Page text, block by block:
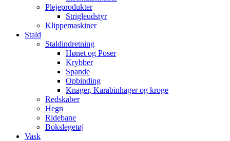
Plejeprodukter
Strigleudstyr
Klippemaskiner
Stald
Staldindretning
Hønet og Poser
Krybber
Spande
Opbinding
Knager, Karabinhager og kroge
Redskaber
Hegn
Ridebane
Bokslegetøj
Vask